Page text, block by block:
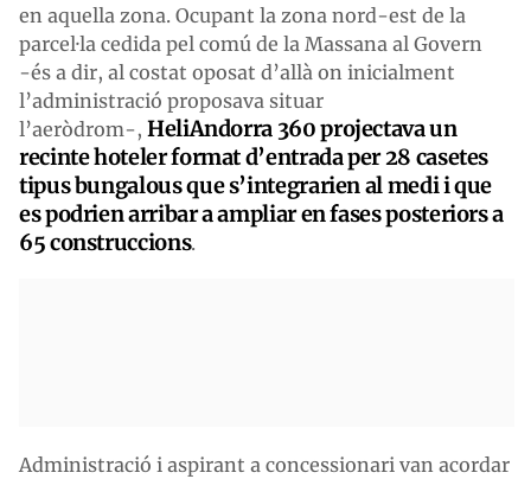
en aquella zona. Ocupant la zona nord-est de la
parcel·la cedida pel comú de la Massana al Govern
-és a dir, al costat oposat d’allà on inicialment
l’administració proposava situar
l’aeròdrom-, HeliAndorra 360 projectava un
recinte hoteler format d’entrada per 28 casetes
tipus bungalous que s’integrarien al medi i que
es podrien arribar a ampliar en fases posteriors a
65 construccions.
Administració i aspirant a concessionari van acordar